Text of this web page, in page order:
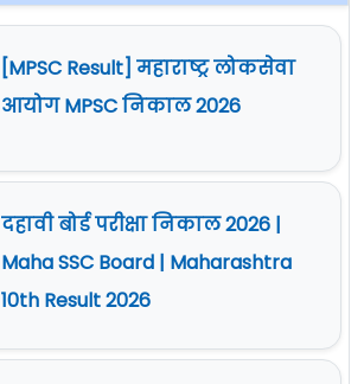
[MPSC Result] महाराष्ट्र लोकसेवा
आयोग MPSC निकाल 2026
दहावी बोर्ड परीक्षा निकाल 2026 |
Maha SSC Board | Maharashtra
10th Result 2026